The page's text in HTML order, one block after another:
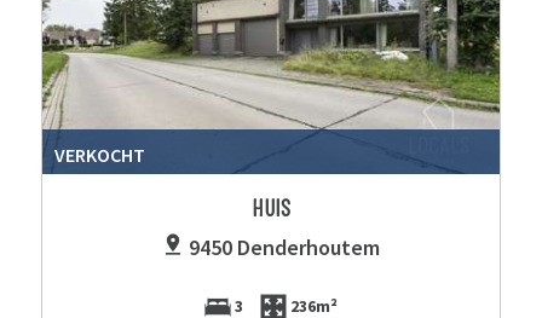
VERKOCHT
HUIS
9450 Denderhoutem
3 236m²